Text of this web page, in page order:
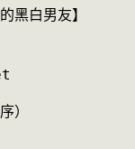
【我的黑白男友】